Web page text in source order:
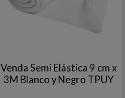
Venda Semi Elástica 9 cm x
3M Blanco y Negro TPUY